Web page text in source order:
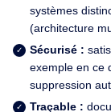
systèmes
(architecture
Sécurisé :
exemple en ce
suppression
Traçable :